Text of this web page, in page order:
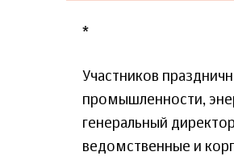
*
Участников
промышленности,
генеральный
ведомственные и